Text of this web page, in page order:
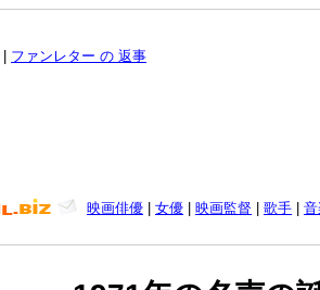
ファンレター の 返事
映画俳優 女優 映画監督 歌手